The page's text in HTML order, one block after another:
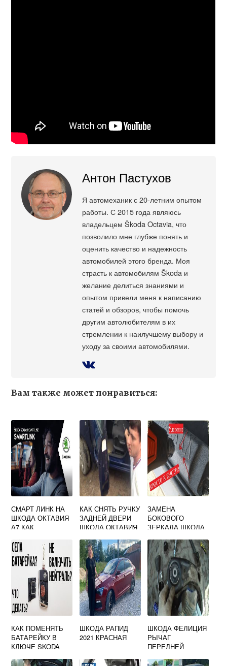
Антон Пастухов
Я автомеханик с 20-летним опытом
работы. С 2015 года являюсь
владельцем Škoda Octavia, что
позволило мне глубже понять и
оценить качество и надежность
автомобилей этого бренда. Моя
страсть к автомобилям Škoda и
желание делиться знаниями и
опытом привели меня к написанию
статей и обзоров, чтобы помочь
другим автолюбителям в их
стремлении к наилучшему выбору и
уходу за своими автомобилями.
Вам также может понравиться:
СМАРТ ЛИНК НА
ШКОДА ОКТАВИЯ
А7 КАК
КАК СНЯТЬ РУЧКУ
ЗАДНЕЙ ДВЕРИ
ШКОДА ОКТАВИЯ
ЗАМЕНА
БОКОВОГО
ЗЕРКАЛА ШКОДА
КАК ПОМЕНЯТЬ
БАТАРЕЙКУ В
КЛЮЧЕ SKODA
ШКОДА РАПИД
2021 КРАСНАЯ
ШКОДА ФЕЛИЦИЯ
РЫЧАГ
ПЕРЕДНЕЙ